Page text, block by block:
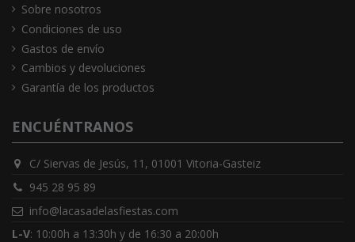
Sobre nosotros
Condiciones de uso
Gastos de envío
Cambios y devoluciones
Garantía de los productos
ENCUÉNTRANOS
C/ Siervas de Jesús, 11, 01001 Vitoria-Gasteiz
945 28 95 89
info@lacasadelasfiestas.com
L-V: 10:00h a 13:30h y de 16:30 a 20:00h